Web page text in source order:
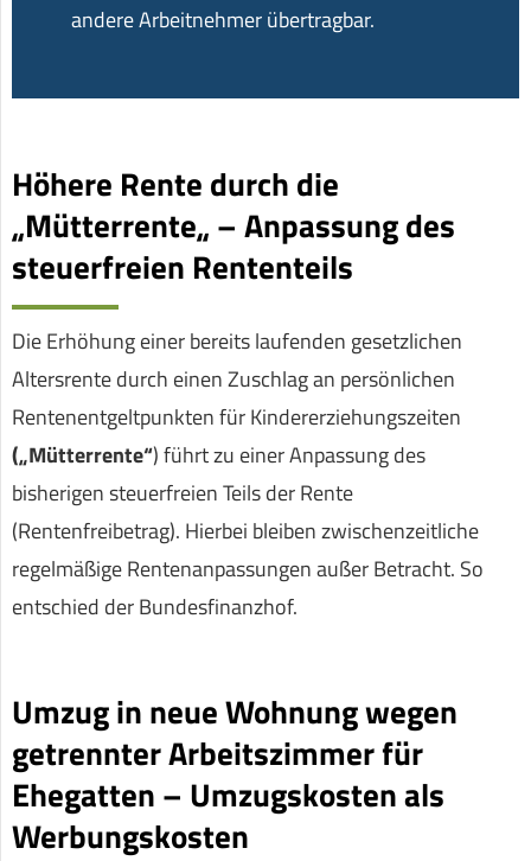
andere Arbeitnehmer übertragbar.
Höhere Rente durch die
„Mütterrente„ – Anpassung des
steuerfreien Rententeils
Die Erhöhung einer bereits laufenden gesetzlichen
Altersrente durch einen Zuschlag an persönlichen
Rentenentgeltpunkten für Kindererziehungszeiten
(„Mütterrente“) führt zu einer Anpassung des
bisherigen steuerfreien Teils der Rente
(Rentenfreibetrag). Hierbei bleiben zwischenzeitliche
regelmäßige Rentenanpassungen außer Betracht. So
entschied der Bundesfinanzhof.
Umzug in neue Wohnung wegen
getrennter Arbeitszimmer für
Ehegatten – Umzugskosten als
Werbungskosten